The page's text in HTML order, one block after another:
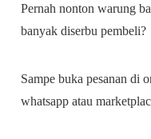
Pernah nonton warung
banyak diserbu pembeli?
Sampe buka pesanan di
whatsapp atau